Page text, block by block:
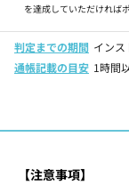
を達成していただければ
判定までの期間 イン
通帳記載の目安 1時間
【注意事項】